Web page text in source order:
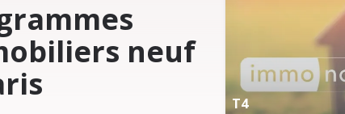
neuf
T4